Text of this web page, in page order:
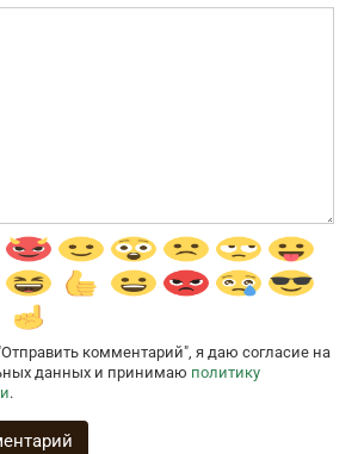
комментарий", я даю согласие на
данных и принимаю политику
.